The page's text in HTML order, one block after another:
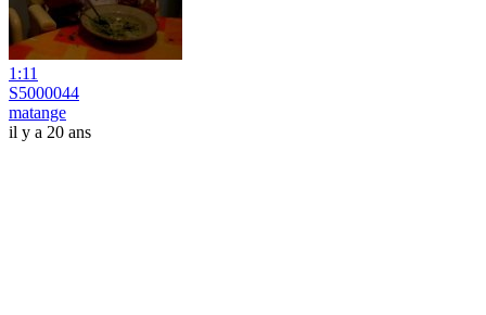
1:11
S5000044
matange
il y a 20 ans